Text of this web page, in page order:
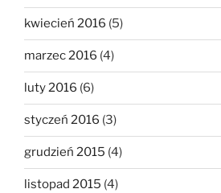
kwiecień 2016 (5)
marzec 2016 (4)
luty 2016 (6)
styczeń 2016 (3)
grudzień 2015 (4)
listopad 2015 (4)